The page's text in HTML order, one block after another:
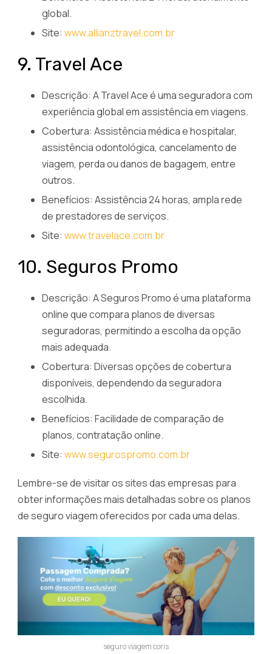
global.
Site: www.allianztravel.com.br
9. Travel Ace
Descrição: A Travel Ace é uma seguradora com
experiência global em assistência em viagens.
Cobertura: Assistência médica e hospitalar,
assistência odontológica, cancelamento de
viagem, perda ou danos de bagagem, entre
outros.
Benefícios: Assistência 24 horas, ampla rede
de prestadores de serviços.
Site: www.travelace.com.br
10. Seguros Promo
Descrição: A Seguros Promo é uma plataforma
online que compara planos de diversas
seguradoras, permitindo a escolha da opção
mais adequada.
Cobertura: Diversas opções de cobertura
disponíveis, dependendo da seguradora
escolhida.
Benefícios: Facilidade de comparação de
planos, contratação online.
Site: www.segurospromo.com.br
Lembre-se de visitar os sites das empresas para
obter informações mais detalhadas sobre os planos
de seguro viagem oferecidos por cada uma delas.
seguro viagem coris